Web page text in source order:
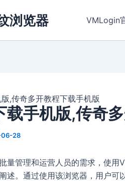
浏览器 VMLogin
,传奇多开教程下载手机版
载手机版,传奇
28
量管理和运营人员的需求，使
述。通过使用该浏览器，用户可